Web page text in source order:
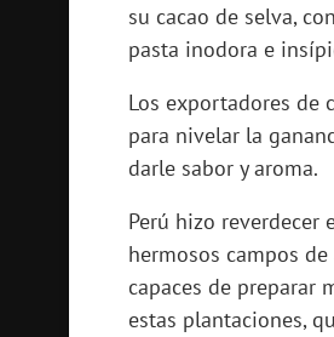
su cacao de selva,
pasta inodora e
Los exportadores de
para nivelar la
darle sabor y aroma.
Perú hizo reverdecer
hermosos campos
capaces de preparar
estas plantaciones,